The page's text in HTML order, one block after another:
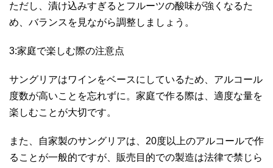
ただし、漬け込みすぎるとフルーツの酸味が強くなるた
め、バランスを見ながら調整しましょう。
3:家庭で楽しむ際の注意点
サングリアはワインをベースにしているため、アルコール
度数が高いことを忘れずに。家庭で作る際は、適度な量を
楽しむことが大切です。
また、自家製のサングリアは、20度以上のアルコールで作
ることが一般的ですが、販売目的での製造は法律で禁じら